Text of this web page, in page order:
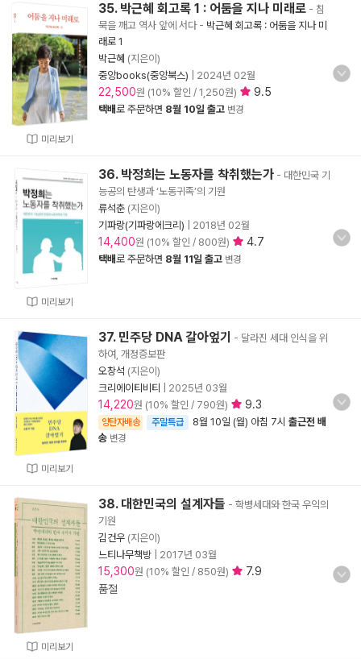
미리보기
35. 박근혜 회고록 1 : 어둠을 지나 미래로 - 침
묵을 깨고 역사 앞에 서다- 박근혜 회고록 : 어둠을 지나 미
래로 1
박근혜 (지은이)
중앙books(중앙북스)
2024년 02월
22,500원 (10% 할인 / 1,250원) 9.5
택배로 주문하면 8월 10일 출고 변경
미리보기
36. 박정희는 노동자를 착취했는가 - 대한민국 기
능공의 탄생과 ‘노동귀족’의 기원
류석춘 (지은이)
기파랑(기파랑에크리)
2018년 02월
14,400원 (10% 할인 / 800원) 4.7
택배로 주문하면 8월 11일 출고 변경
미리보기
37. 민주당 DNA 갈아엎기
- 달라진 세대 인식을 위
하여, 개정증보판
오창석 (지은이)
크리에이티비티
2025년 03월
14,220원 (10% 할인 / 790원) 9.3
양탄자배송 주말특급 8월 10일 (월) 아침 7시 출근전 배
송 변경
미리보기
38. 대한민국의 설계자들 - 학병세대와 한국 우익의
기원
김건우 (지은이)
느티나무책방
2017년 03월
15,300원 (10% 할인 / 850원)
7.9
품절